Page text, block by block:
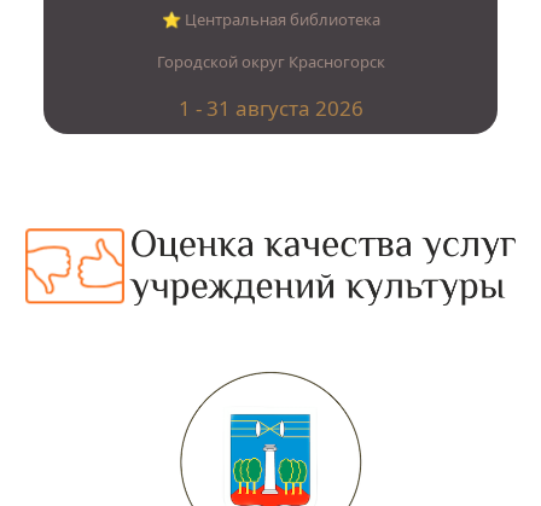
⭐︎ Центральная библиотека
Городской округ Красногорск
1 - 31 августа 2026